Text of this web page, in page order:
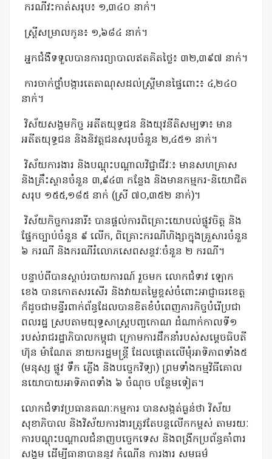
ករណីវះកាត់សរុប៖ ១,៣៤០ នាក់។
ស្ត្រីសម្រាលកូន៖ ១,៦៨៤ នាក់។
អ្នកជំងឺទទួលបានការព្យាបាលឥតគិតថ្លៃ៖ ៣២,៣៩៧ នាក់។
ការចាក់ថ្នាំបង្ការតេតាណុសដល់ស្ត្រីមានផ្ទៃពោះ៖ ៤,២៤០
នាក់។
វិស័យសង្គមកិច្ច អតីតយុទ្ធជន និងយុវនីតិសម្បទា៖ មាន
អតីតយុទ្ធជន និងនិវត្តជនសរុបចំនួន ២,៤៥១ នាក់។
វិស័យការងារ និងបណ្តុះបណ្តាលវិជ្ជាជីវៈ៖ មានសហគ្រាស
និងគ្រឹះស្ថានចំនួន ៣,៩៤៣ កន្លែង និងមានកម្មករ-និយោជិត
សរុប ១៥៥,១៨៥ នាក់ (ស្រី ៧០,៣៥២ នាក់)។
វិស័យកិច្ចការនារី៖ បានផ្តល់ការពិគ្រោះយោបល់ផ្លូវចិត្ត និង
ផ្នែកច្បាប់ចំនួន ៩ លើក, ពិគ្រោះករណីហិង្សាក្នុងគ្រួសារចំនួន
៦ ករណី និងករណីរំលោភសេពសន្ថវៈចំនួន ២ ករណី។
បន្ទាប់ពីបានស្តាប់របាយការណ៍ រួចមក លោកជំទាវ ឡោក
ខេង បានកោតសរសើរ និងវាយតម្លៃខ្ពស់ចំពោះអាជ្ញាធរខេត្ត
ក៏ដូចជាមន្ទីរពាក់ព័ន្ធដែលបានខិតខំបំពេញភារកិច្ចបំរើប្រជា
ពលរដ្ឋ ស្របតាមយុទ្ធសាស្ត្របញ្ចកោណ ដំណាក់កាលទី១
របស់រាជរដ្ឋាភិបាលកម្ពុជា ក្រោមការដឹកនាំរបស់សម្តេចធិបតី
ហ៊ុន ម៉ាណែត នាយករដ្ឋមន្ត្រី ដែលផ្តោតលើមុំអាទិភាពទាំង៥
(មនុស្ស ផ្លូវ ទឹក ភ្លើង និងបច្ចេកវិទ្យា) ព្រមទាំងកម្មវិធីគោល
នយោបាយអាទិភាពទាំង ៦ ចំណុច បន្ថែមទៀត។
លោកជំទាវប្រធានគណៈកម្មការ បានសង្កត់ធ្ងន់ថា វិស័យ
សុខាភិបាល និងវិស័យការងារត្រូវតែបន្តលើកកម្ពស់ តាមរយៈ
ការបណ្តុះបណ្តាលជំនាញបច្ចេកទេស និងពង្រីកប្រព័ន្ធគាំពារ
សង្គម ដើម្បីធានាបាននូវ កំណើន ការងារ សមធម៌